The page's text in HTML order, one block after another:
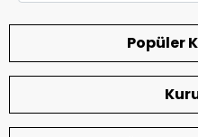
Popüler